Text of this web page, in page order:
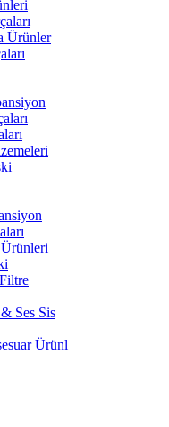
Ürünler
Ses Sis
Ürünl